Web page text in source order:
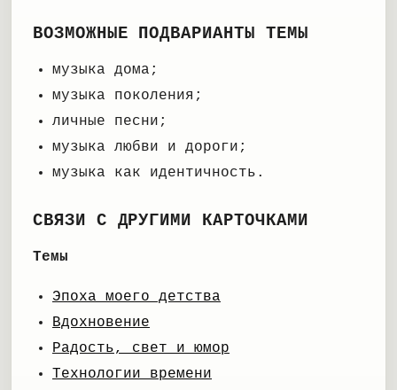
ВОЗМОЖНЫЕ ПОДВАРИАНТЫ ТЕМЫ
музыка дома;
музыка поколения;
личные песни;
музыка любви и дороги;
музыка как идентичность.
СВЯЗИ С ДРУГИМИ КАРТОЧКАМИ
Темы
Эпоха моего детства
Вдохновение
Радость, свет и юмор
Технологии времени